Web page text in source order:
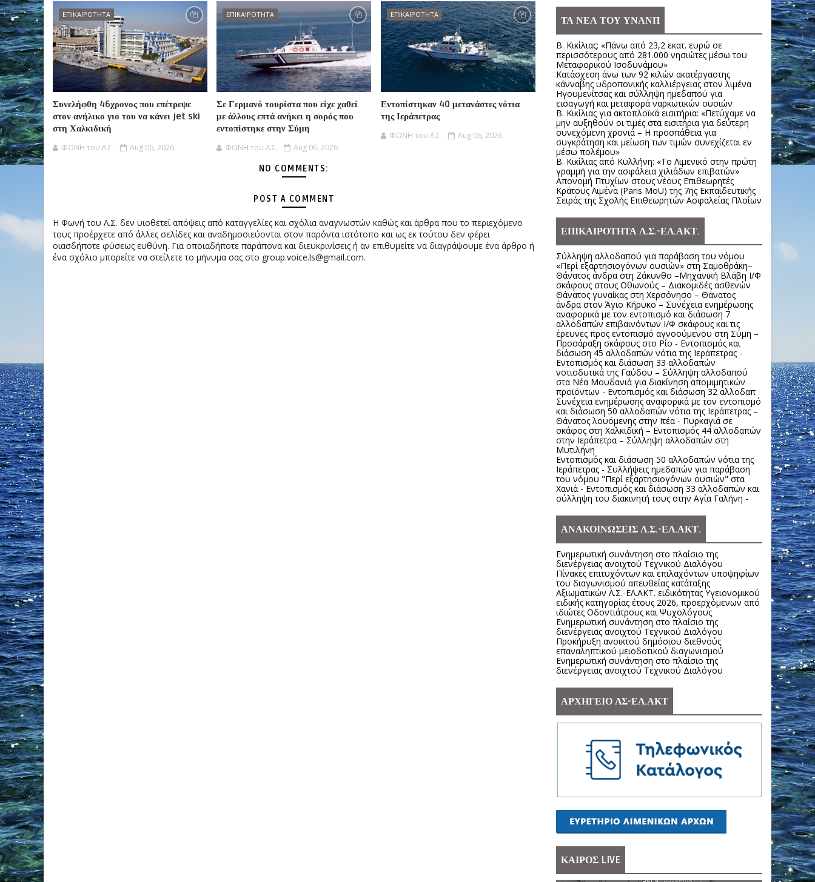
ΕΠΙΚΑΙΡΟΤΗΤΑ
Συνελήφθη 46χρονος που επέτρεψε
στον ανήλικο γιο του να κάνει jet ski
στη Χαλκιδική
ΦΩΝΗ του Λ.Σ. Aug 06, 2026
ΕΠΙΚΑΙΡΟΤΗΤΑ
Σε Γερμανό τουρίστα που είχε χαθεί
με άλλους επτά ανήκει η σορός που
εντοπίστηκε στην Σύμη
ΦΩΝΗ του Λ.Σ. Aug 06, 2026
ΕΠΙΚΑΙΡΟΤΗΤΑ
Εντοπίστηκαν 40 μετανάστες νότια
της Ιεράπετρας
ΦΩΝΗ του Λ.Σ. Aug 06, 2026
NO COMMENTS:
POST A COMMENT
Η Φωνή του Λ.Σ. δεν υιοθετεί απόψεις από καταγγελίες και σχόλια αναγνωστών καθώς και άρθρα που το περιεχόμενο
τους προέρχετε από άλλες σελίδες και αναδημοσιεύονται στον παρόντα ιστότοπο και ως εκ τούτου δεν φέρει
οιασδήποτε φύσεως ευθύνη. Για οποιαδήποτε παράπονα και διευκρινίσεις ή αν επιθυμείτε να διαγράψουμε ένα άρθρο ή
ένα σχόλιο μπορείτε να στείλετε το μήνυμα σας στο group.voice.ls@gmail.com.
ΤΑ ΝΕΑ ΤΟΥ ΥΝΑΝΠ
Β. Κικίλιας: «Πάνω από 23,2 εκατ. ευρώ σε
περισσότερους από 281.000 νησιώτες μέσω του
Μεταφορικού Ισοδυνάμου»
Κατάσχεση άνω των 92 κιλών ακατέργαστης
κάνναβης υδροπονικής καλλιέργειας στον λιμένα
Ηγουμενίτσας και σύλληψη ημεδαπού για
εισαγωγή και μεταφορά ναρκωτικών ουσιών
Β. Κικίλιας για ακτοπλοϊκά εισιτήρια: «Πετύχαμε να
μην αυξηθούν οι τιμές στα εισιτήρια για δεύτερη
συνεχόμενη χρονιά – Η προσπάθεια για
συγκράτηση και μείωση των τιμών συνεχίζεται εν
μέσω πολέμου»
Β. Κικίλιας από Κυλλήνη: «Το Λιμενικό στην πρώτη
γραμμή για την ασφάλεια χιλιάδων επιβατών»
Απονομή Πτυχίων στους νέους Επιθεωρητές
Κράτους Λιμένα (Paris MoU) της 7ης Εκπαιδευτικής
Σειράς της Σχολής Επιθεωρητών Ασφαλείας Πλοίων
ΕΠΙΚΑΙΡΟΤΗΤΑ Λ.Σ.-ΕΛ.ΑΚΤ.
Σύλληψη αλλοδαπού για παράβαση του νόμου
«Περί εξαρτησιογόνων ουσιών» στη Σαμοθράκη–
Θάνατος άνδρα στη Ζάκυνθο –Μηχανική Βλάβη Ι/Φ
σκάφους στους Οθωνούς – Διακομιδές ασθενών
Θάνατος γυναίκας στη Χερσόνησο – Θάνατος
άνδρα στον Άγιο Κήρυκο – Συνέχεια ενημέρωσης
αναφορικά με τον εντοπισμό και διάσωση 7
αλλοδαπών επιβαινόντων Ι/Φ σκάφους και τις
έρευνες προς εντοπισμό αγνοούμενου στη Σύμη –
Προσάραξη σκάφους στο Ρίο - Εντοπισμός και
διάσωση 45 αλλοδαπών νότια της Ιεράπετρας -
Εντοπισμός και διάσωση 33 αλλοδαπών
νοτιοδυτικά της Γαύδου – Σύλληψη αλλοδαπού
στα Νέα Μουδανιά για διακίνηση απομιμητικών
προϊόντων - Εντοπισμός και διάσωση 32 αλλοδαπ
Συνέχεια ενημέρωσης αναφορικά με τον εντοπισμό
και διάσωση 50 αλλοδαπών νότια της Ιεράπετρας –
Θάνατος λουόμενης στην Ιτέα - Πυρκαγιά σε
σκάφος στη Χαλκιδική – Εντοπισμός 44 αλλοδαπών
στην Ιεράπετρα – Σύλληψη αλλοδαπών στη
Μυτιλήνη
Εντοπισμός και διάσωση 50 αλλοδαπών νότια της
Ιεράπετρας - Συλλήψεις ημεδαπών για παράβαση
του νόμου "Περί εξαρτησιογόνων ουσιών" στα
Χανιά - Εντοπισμός και διάσωση 33 αλλοδαπών και
σύλληψη του διακινητή τους στην Αγία Γαλήνη -
ΑΝΑΚΟΙΝΩΣΕΙΣ Λ.Σ.-ΕΛ.ΑΚΤ.
Ενημερωτική συνάντηση στο πλαίσιο της
διενέργειας ανοιχτού Τεχνικού Διαλόγου
Πίνακες επιτυχόντων και επιλαχόντων υποψηφίων
του διαγωνισμού απευθείας κατάταξης
Αξιωματικών Λ.Σ.-ΕΛ.ΑΚΤ. ειδικότητας Υγειονομικού
ειδικής κατηγορίας έτους 2026, προερχόμενων από
ιδιώτες Οδοντιάτρους και Ψυχολόγους
Ενημερωτική συνάντηση στο πλαίσιο της
διενέργειας ανοιχτού Τεχνικού Διαλόγου
Προκήρυξη ανοικτού δημόσιου διεθνούς
επαναληπτικού μειοδοτικού διαγωνισμού
Ενημερωτική συνάντηση στο πλαίσιο της
διενέργειας ανοιχτού Τεχνικού Διαλόγου
ΑΡΧΗΓΕΙΟ ΛΣ-ΕΛ.ΑΚΤ
ΚΑΙΡΟΣ LIVE